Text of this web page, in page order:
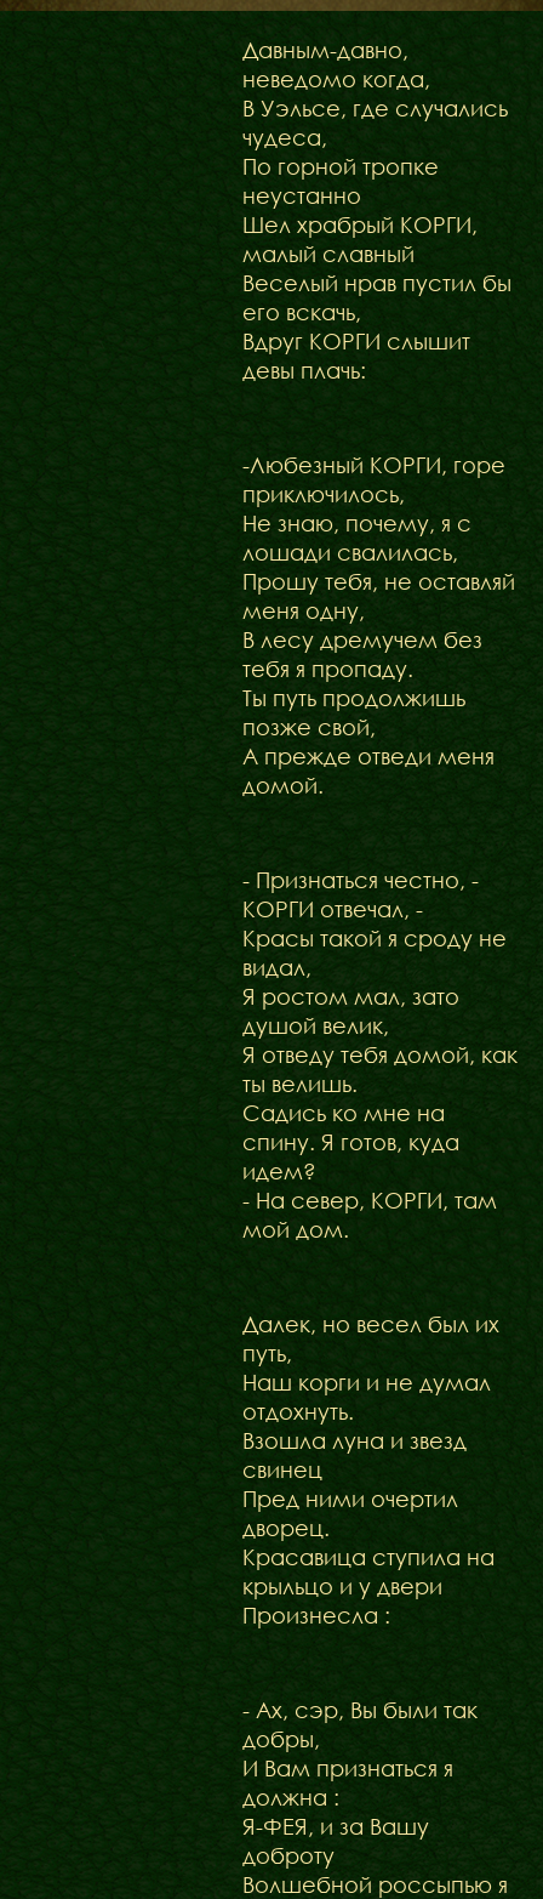
Давным-давно,
неведомо когда,
В Уэльсе, где случались
чудеса,
По горной тропке
неустанно
Шел храбрый КОРГИ,
малый славный
Веселый нрав пустил бы
его вскачь,
Вдруг КОРГИ слышит
девы плачь:
-Любезный КОРГИ, горе
приключилось,
Не знаю, почему, я с
лошади свалилась,
Прошу тебя, не оставляй
меня одну,
В лесу дремучем без
тебя я пропаду.
Ты путь продолжишь
позже свой,
А прежде отведи меня
домой.
- Признаться честно, -
КОРГИ отвечал, -
Красы такой я сроду не
видал,
Я ростом мал, зато
душой велик,
Я отведу тебя домой, как
ты велишь.
Садись ко мне на
спину. Я готов, куда
идем?
- На север, КОРГИ, там
мой дом.
Далек, но весел был их
путь,
Наш корги и не думал
отдохнуть.
Взошла луна и звезд
свинец
Пред ними очертил
дворец.
Красавица ступила на
крыльцо и у двери
Произнесла :
- Ах, сэр, Вы были так
добры,
И Вам признаться я
должна :
Я-ФЕЯ, и за Вашу
доброту
Волшебной россыпью я
ФАКТИ